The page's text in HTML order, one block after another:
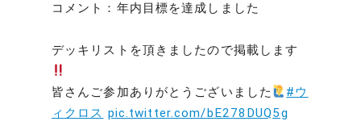
コメント：年内目標を達成しました
デッキリストを頂きましたので掲載します
皆さんご参加ありがとうございました
#ウ
ィクロス pic.twitter.com/bE278DUQ5g